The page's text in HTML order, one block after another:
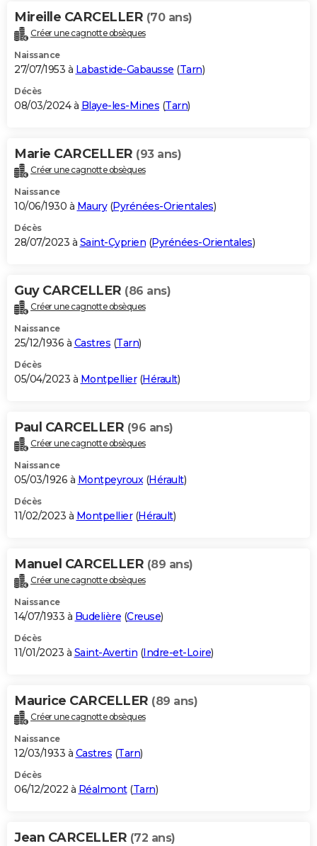
Mireille CARCELLER (70 ans)
Créer une cagnotte obsèques
Naissance
27/07/1953 à Labastide-Gabausse (Tarn)
Décès
08/03/2024 à Blaye-les-Mines (Tarn)
Marie CARCELLER (93 ans)
Créer une cagnotte obsèques
Naissance
10/06/1930 à Maury(Pyrénées-Orientales)
Décès
28/07/2023 à Saint-Cyprien (Pyrénées-Orientales)
Guy CARCELLER (86 ans)
Créer une cagnotte obsèques
Naissance
25/12/1936 à Castres (Tarn)
Décès
05/04/2023 à Montpellier(Hérault)
Paul CARCELLER (96 ans)
Créer une cagnotte obsèques
Naissance
05/03/1926 à Montpeyroux(Hérault)
Décès
11/02/2023 à Montpellier(Hérault)
Manuel CARCELLER (89 ans)
Créer une cagnotte obsèques
Naissance
14/07/1933 à Budelière (Creuse)
Décès
11/01/2023 à Saint-Avertin (Indre-et-Loire)
Maurice CARCELLER (89 ans)
Créer une cagnotte obsèques
Naissance
12/03/1933 à Castres (Tarn)
Décès
06/12/2022 à Réalmont(Tarn)
Jean CARCELLER (72 ans)